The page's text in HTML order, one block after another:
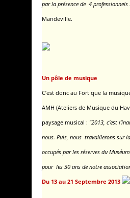
par la présence de 4 professionnels
Mandeville.
Un pôle de musique
C’est donc au Fort que la
AMH (Ateliers de Musique du
paysage musical : "2013, c’est
nous. Puis, nous travaillerons sur
occupés par les réserves du
pour les 30 ans de notre
Du 13 au 21 Septembre 2013